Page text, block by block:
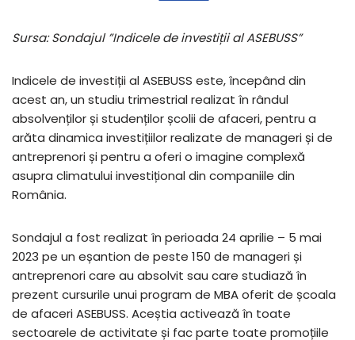
Sursa: Sondajul ”Indicele de investiții al ASEBUSS”
Indicele de investiții al ASEBUSS este, începând din
acest an, un studiu trimestrial realizat în rândul
absolvenților și studenților școlii de afaceri, pentru a
arăta dinamica investițiilor realizate de manageri și de
antreprenori și pentru a oferi o imagine complexă
asupra climatului investițional din companiile din
România.
Sondajul a fost realizat în perioada 24 aprilie – 5 mai
2023 pe un eșantion de peste 150 de manageri și
antreprenori care au absolvit sau care studiază în
prezent cursurile unui program de MBA oferit de școala
de afaceri ASEBUSS. Aceștia activează în toate
sectoarele de activitate și fac parte toate promoțiile